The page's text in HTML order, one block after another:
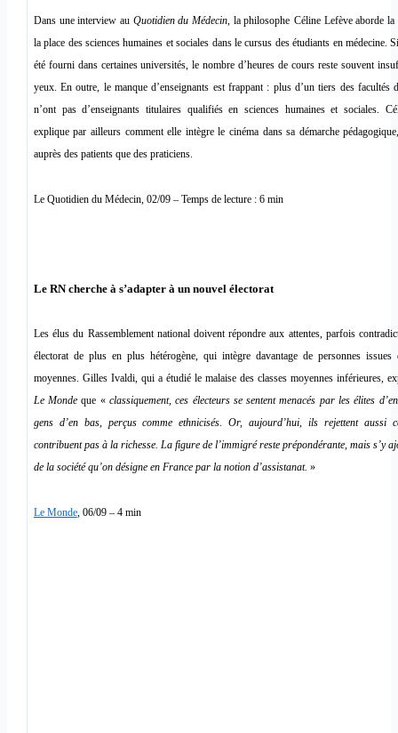
Dans une interview au Quotidien du Médecin, la philosophe Céline Lefève aborde la
la place des sciences humaines et sociales dans le cursus des étudiants en médecine.
été fourni dans certaines universités, le nombre d’heures de cours reste souvent
yeux. En outre, le manque d’enseignants est frappant : plus d’un tiers des facultés
n’ont pas d’enseignants titulaires qualifiés en sciences humaines et sociales.
explique par ailleurs comment elle intègre le cinéma dans sa démarche
auprès des patients que des praticiens.
Le Quotidien du Médecin, 02/09 – Temps de lecture : 6 min
Le RN cherche à s’adapter à un nouvel électorat
Les élus du Rassemblement national doivent répondre aux attentes, parfois
électorat de plus en plus hétérogène, qui intègre davantage de personnes issues
moyennes. Gilles Ivaldi, qui a étudié le malaise des classes moyennes inférieures,
Le Monde que «classiquement, ces électeurs se sentent menacés par les élites
gens d’en bas, perçus comme ethnicisés. Or, aujourd’hui, ils rejettent aussi
contribuent pas à la richesse. La figure de l’immigré reste prépondérante, mais s’y
de la société qu’on désigne en France par la notion d’assistanat. »
Le Monde, 06/09 – 4 min